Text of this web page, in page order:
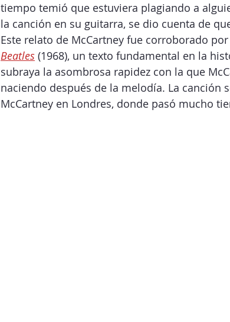
tiempo temió que estuviera plagiando a
la canción en su guitarra, se dio cuenta de
Este relato de McCartney fue corroborado
Beatles (1968), un texto fundamental en la
subraya la asombrosa rapidez con la que
naciendo después de la melodía. La canción
McCartney en Londres, donde pasó mucho